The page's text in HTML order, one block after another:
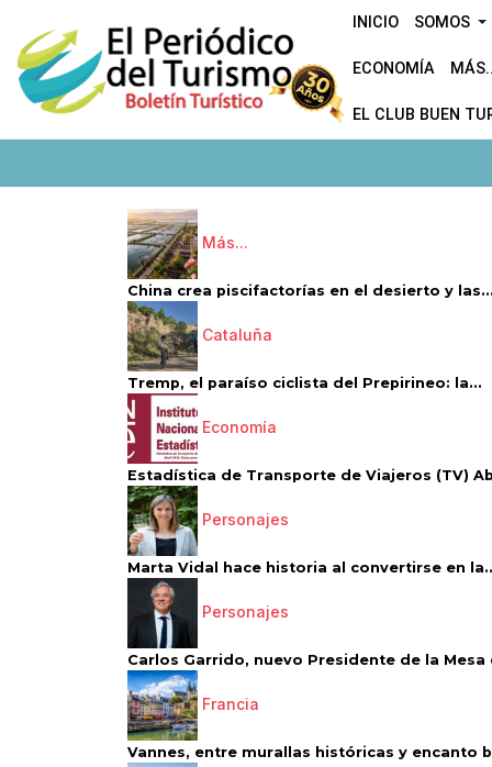
INICIO SOMOS
ECONOMÍA
EL CLUB BUEN
Más...
China crea piscifactorías en el desierto y las...
Cataluña
Tremp, el paraíso ciclista del Prepirineo: la...
Economía
Estadística de Transporte de Viajeros (TV)
Personajes
Marta Vidal hace historia al convertirse en
Personajes
Carlos Garrido, nuevo Presidente de la Mesa
Francia
Vannes, entre murallas históricas y encanto